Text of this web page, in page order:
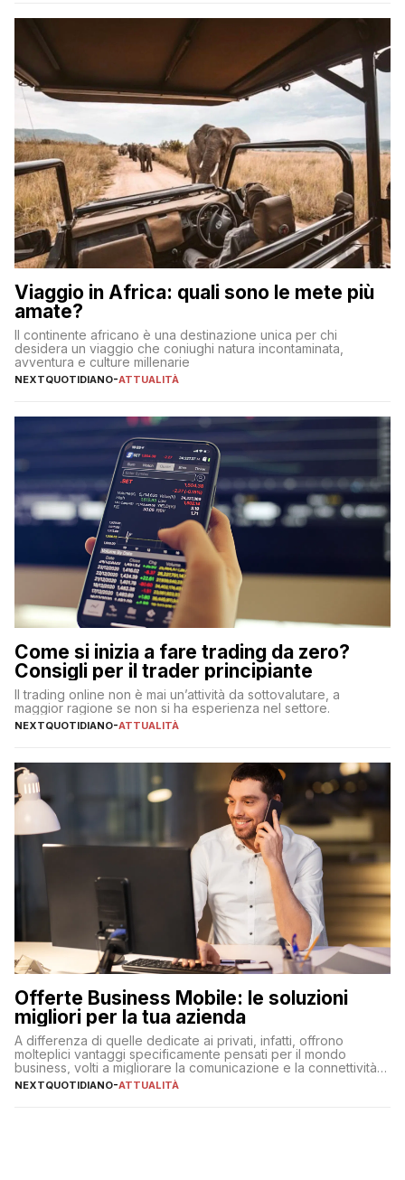
sul […]
Viaggio in Africa: quali sono le mete più
amate?
Il continente africano è una destinazione unica per chi
desidera un viaggio che coniughi natura incontaminata,
avventura e culture millenarie
NEXTQUOTIDIANO-ATTUALITÀ
Come si inizia a fare trading da zero?
Consigli per il trader principiante
Il trading online non è mai un’attività da sottovalutare, a
maggior ragione se non si ha esperienza nel settore.
NEXTQUOTIDIANO-ATTUALITÀ
Offerte Business Mobile: le soluzioni
migliori per la tua azienda
A differenza di quelle dedicate ai privati, infatti, offrono
molteplici vantaggi specificamente pensati per il mondo
business, volti a migliorare la comunicazione e la connettività
degli utenti
NEXTQUOTIDIANO-ATTUALITÀ